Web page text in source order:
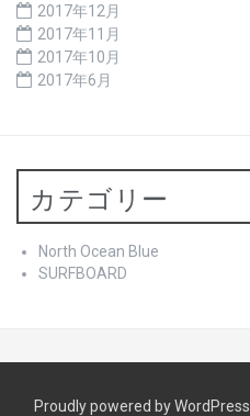
2017年12月
2017年11月
2017年10月
2017年6月
カテゴリー
North Ocean Blue
SURFBOARD
Proudly powered by WordPress